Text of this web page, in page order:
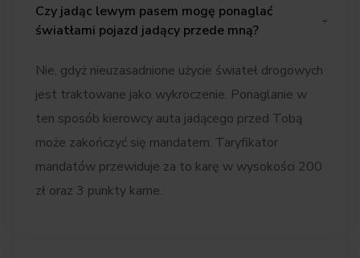
Czy jadąc lewym pasem mogę ponaglać
światłami pojazd jadący przede mną?
Nie, gdyż nieuzasadnione użycie świateł drogowych
jest traktowane jako wykroczenie. Ponaglanie w
ten sposób kierowcy auta jadącego przed Tobą
może zakończyć się mandatem. Taryfikator
mandatów przewiduje za to karę w wysokości 200
zł oraz 3 punkty karne.